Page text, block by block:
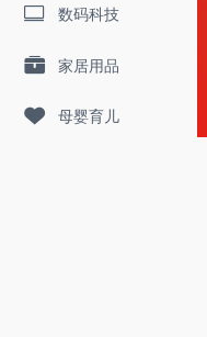
数码科技
家居用品
母婴育儿